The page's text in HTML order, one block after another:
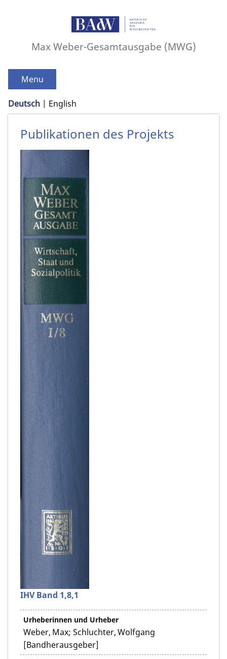
Max Weber-Gesamtausgabe (MWG)
Menu
Deutsch English
Publikationen des Projekts
IHV Band 1,8,1
Urheberinnen und Urheber
Weber, Max; Schluchter, Wolfgang
[Bandherausgeber]